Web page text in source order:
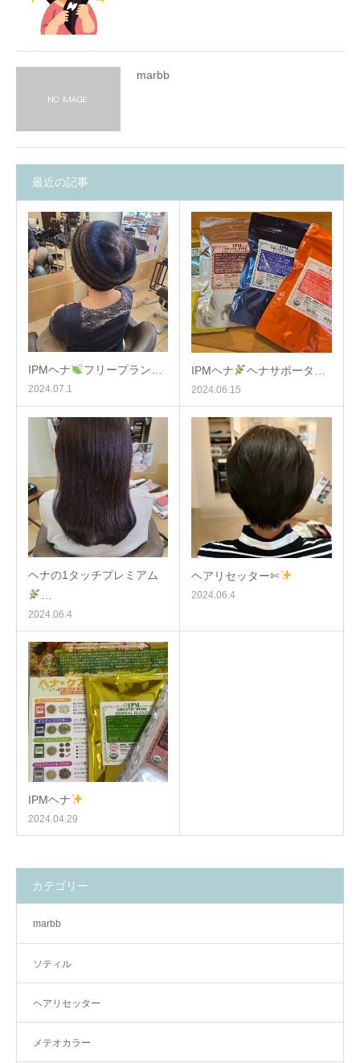
marbb
最近の記事
IPMヘナ フリープラン…
2024.07.1
IPMヘナ ヘナサポータ…
2024.06.15
ヘナの1タッチプレミアム
2024.06.4
ヘアリセッター✄
2024.06.4
IPMヘナ
2024.04.29
カテゴリー
marbb
ソティル
ヘアリセッター
メテオカラー